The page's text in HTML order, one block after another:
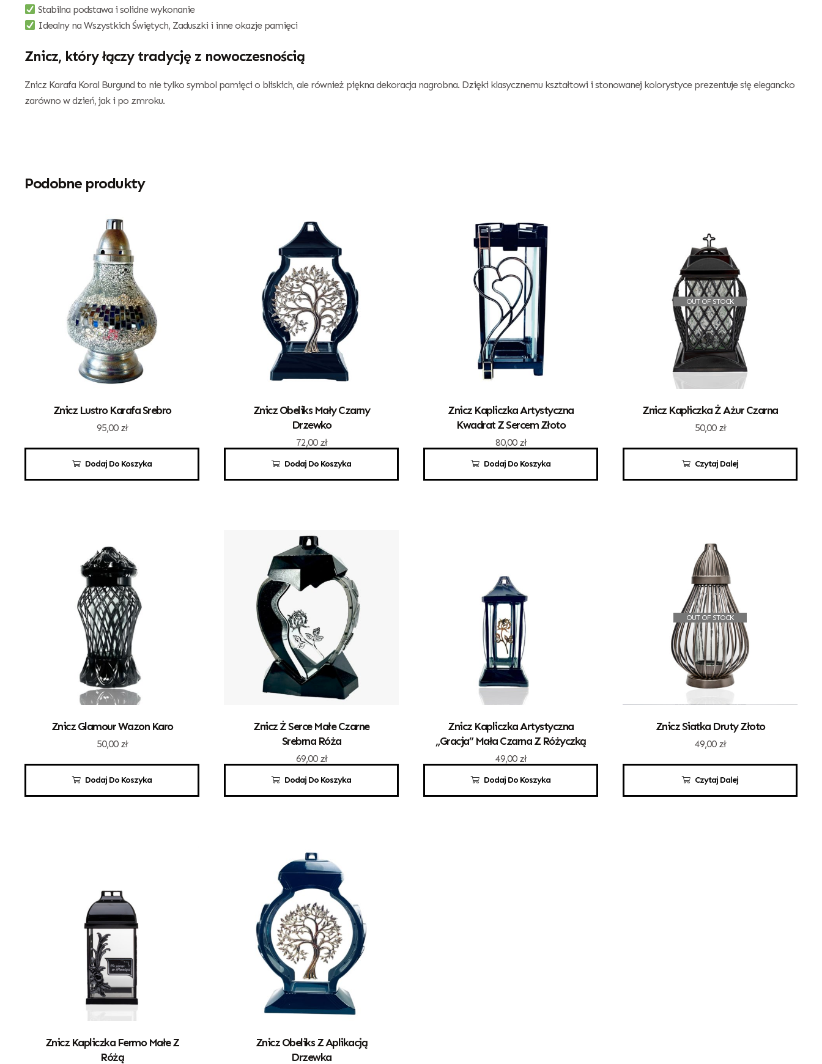
Stabilna podstawa i solidne wykonanie
Idealny na Wszystkich Świętych, Zaduszki i inne okazje pamięci
Znicz, który łączy tradycję z nowoczesnością
Znicz Karafa Koral Burgund to nie tylko symbol pamięci o bliskich, ale również piękna dekoracja nagrobna. Dzięki klasycznemu kształtowi i stonowanej kolorystyce prezentuje się elegancko
zarówno w dzień, jak i po zmroku.
Podobne produkty
Dodaj Do Koszyka
Znicz Lustro Karafa Srebro
95,00 zł
Dodaj Do Koszyka
Znicz Obeliks Mały Czarny
Drzewko
72,00 zł
Dodaj Do Koszyka
Znicz Kapliczka Artystyczna
Kwadrat Z Sercem Złoto
80,00 zł
OUT OF STOCK
Czytaj Dalej
Znicz Kapliczka Ż Ażur Czarna
50,00 zł
Dodaj Do Koszyka
Znicz Glamour Wazon Karo
50,00 zł
Dodaj Do Koszyka
Znicz Ż Serce Małe Czarne
Srebrna Róża
69,00 zł
Dodaj Do Koszyka
Znicz Kapliczka Artystyczna
„Gracja” Mała Czarna Z Różyczką
49,00 zł
OUT OF STOCK
Czytaj Dalej
Znicz Siatka Druty Złoto
49,00 zł
Znicz Kapliczka Fermo Małe Z
Różą
Znicz Obeliks Z Aplikacją
Drzewka